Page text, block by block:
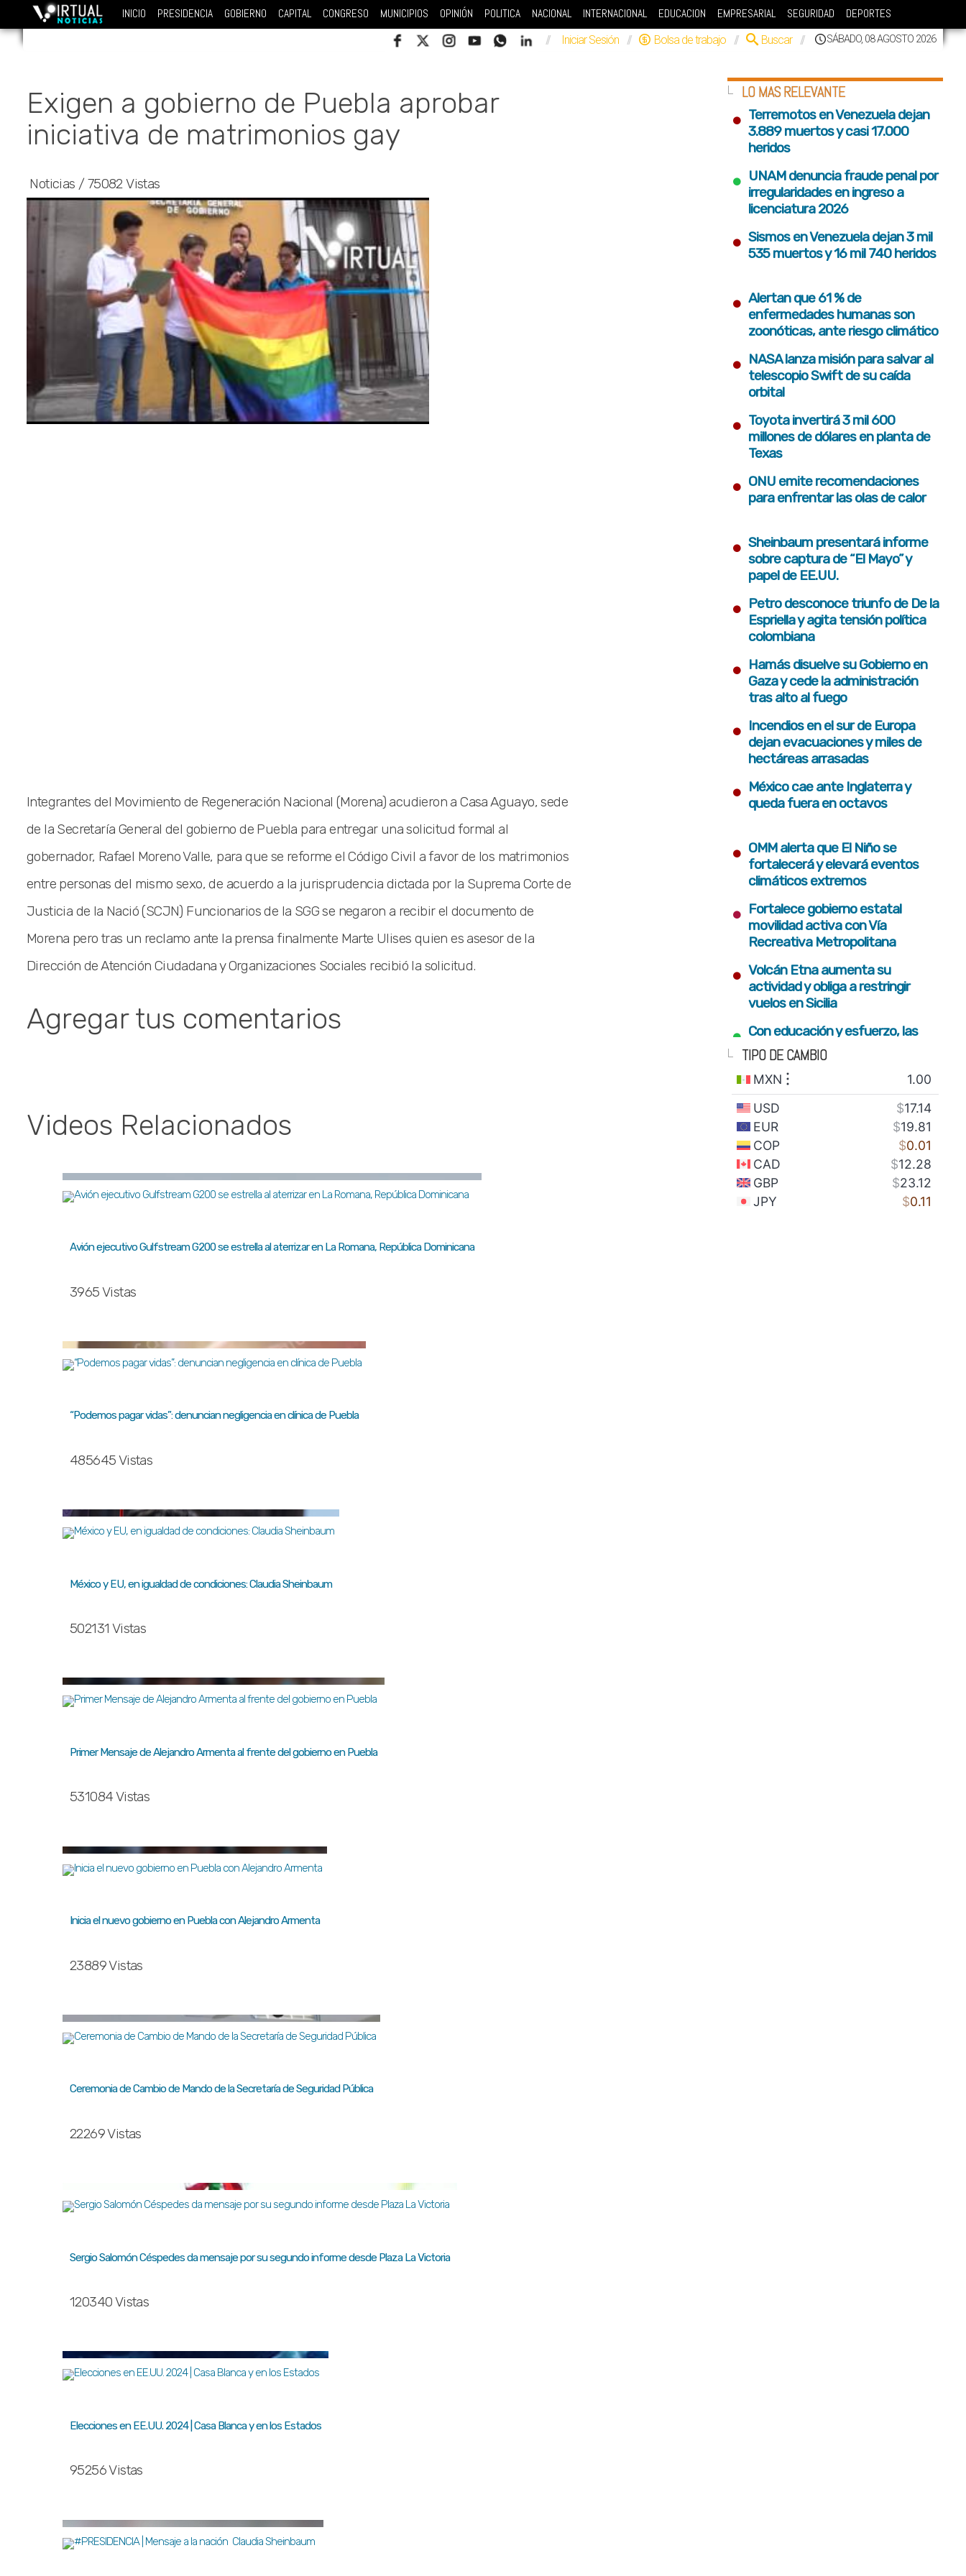
INICIO PRESIDENCIA GOBIERNO CAPITAL CONGRESO MUNICIPIOS OPINIÓN POLITICA NACIONAL INTERNACIONAL EDUCACION EMPRESARIAL SEGURIDAD DEPORTES
SÁBADO, 08 AGOSTO 2026
//
Buscar
//
Bolsa de trabajo
//
Iniciar Sesión
//
Exigen a gobierno de Puebla aprobar
iniciativa de matrimonios gay
Noticias / 75082 Vistas
Integrantes del Movimiento de Regeneración Nacional (Morena) acudieron a Casa Aguayo, sede
de la Secretaría General del gobierno de Puebla para entregar una solicitud formal al
gobernador, Rafael Moreno Valle, para que se reforme el Código Civil a favor de los matrimonios
entre personas del mismo sexo, de acuerdo a la jurisprudencia dictada por la Suprema Corte de
Justicia de la Nació (SCJN) Funcionarios de la SGG se negaron a recibir el documento de
Morena pero tras un reclamo ante la prensa finalmente Marte Ulises quien es asesor de la
Dirección de Atención Ciudadana y Organizaciones Sociales recibió la solicitud.
Agregar tus comentarios
Videos Relacionados
Avión ejecutivo Gulfstream G200 se estrella al aterrizar en La Romana, República Dominicana
3965 Vistas
“Podemos pagar vidas”: denuncian negligencia en clínica de Puebla
485645 Vistas
México y EU, en igualdad de condiciones: Claudia Sheinbaum
502131 Vistas
Primer Mensaje de Alejandro Armenta al frente del gobierno en Puebla
531084 Vistas
Inicia el nuevo gobierno en Puebla con Alejandro Armenta
23889 Vistas
Ceremonia de Cambio de Mando de la Secretaría de Seguridad Pública
22269 Vistas
Sergio Salomón Céspedes da mensaje por su segundo informe desde Plaza La Victoria
120340 Vistas
Elecciones en EE.UU. 2024 | Casa Blanca y en los Estados
95256 Vistas
LO MAS RELEVANTE
• Terremotos en Venezuela dejan
3.889 muertos y casi 17.000
heridos
• UNAM denuncia fraude penal por
irregularidades en ingreso a
licenciatura 2026
• Sismos en Venezuela dejan 3 mil
535 muertos y 16 mil 740 heridos
• Alertan que 61 % de
enfermedades humanas son
zoonóticas, ante riesgo climático
• NASA lanza misión para salvar al
telescopio Swift de su caída
orbital
• Toyota invertirá 3 mil 600
millones de dólares en planta de
Texas
• ONU emite recomendaciones
para enfrentar las olas de calor
• Sheinbaum presentará informe
sobre captura de “El Mayo” y
papel de EE.UU.
• Petro desconoce triunfo de De la
Espriella y agita tensión política
colombiana
• Hamás disuelve su Gobierno en
Gaza y cede la administración
tras alto al fuego
• Incendios en el sur de Europa
dejan evacuaciones y miles de
hectáreas arrasadas
• México cae ante Inglaterra y
queda fuera en octavos
• OMM alerta que El Niño se
fortalecerá y elevará eventos
climáticos extremos
• Fortalece gobierno estatal
movilidad activa con Vía
Recreativa Metropolitana
• Volcán Etna aumenta su
actividad y obliga a restringir
vuelos en Sicilia
• Con educación y esfuerzo, las
nuevas generaciones
construyen el futuro del estado
• Fortalecimiento del campo y
conectividad para bienestar de
familias serranas: Armenta Mier
• Gobierno estatal plantará 2
millones de árboles con visión
integral de restauración
TIPO DE CAMBIO